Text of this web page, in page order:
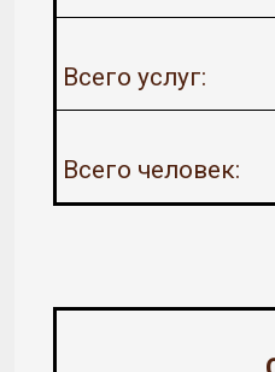
Всего услуг:
Всего человек: